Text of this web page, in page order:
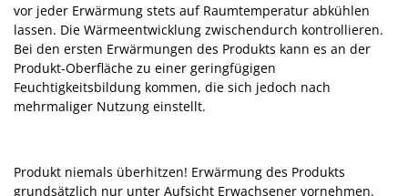
vor jeder Erwärmung stets auf Raumtemperatur abkühlen
lassen. Die Wärmeentwicklung zwischendurch kontrollieren.
Bei den ersten Erwärmungen des Produkts kann es an der
Produkt-Oberfläche zu einer geringfügigen
Feuchtigkeitsbildung kommen, die sich jedoch nach
mehrmaliger Nutzung einstellt.
Produkt niemals überhitzen! Erwärmung des Produkts
grundsätzlich nur unter Aufsicht Erwachsener vornehmen.